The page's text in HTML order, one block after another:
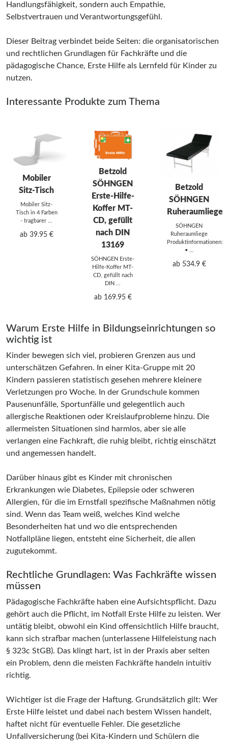
Handlungsfähigkeit, sondern auch Empathie,
Selbstvertrauen und Verantwortungsgefühl.
Dieser Beitrag verbindet beide Seiten: die organisatorischen
und rechtlichen Grundlagen für Fachkräfte und die
pädagogische Chance, Erste Hilfe als Lernfeld für Kinder zu
nutzen.
Interessante Produkte zum Thema
Mobiler
Sitz-Tisch
Mobiler Sitz-
Tisch in 4 Farben
- tragbarer ...
ab 39.95 €
Betzold
SÖHNGEN
Erste-Hilfe-
Koffer MT-
CD, gefüllt
nach DIN
13169
SÖHNGEN Erste-
Hilfe-Koffer MT-
CD, gefüllt nach
DIN ...
ab 169.95 €
Betzold
SÖHNGEN
Ruheraumliege
SÖHNGEN
Ruheraumliege
Produktinformationen:
• ...
ab 534.9 €
Warum Erste Hilfe in Bildungseinrichtungen so
wichtig ist
Kinder bewegen sich viel, probieren Grenzen aus und
unterschätzen Gefahren. In einer Kita-Gruppe mit 20
Kindern passieren statistisch gesehen mehrere kleinere
Verletzungen pro Woche. In der Grundschule kommen
Pausenunfälle, Sportunfälle und gelegentlich auch
allergische Reaktionen oder Kreislaufprobleme hinzu. Die
allermeisten Situationen sind harmlos, aber sie alle
verlangen eine Fachkraft, die ruhig bleibt, richtig einschätzt
und angemessen handelt.
Darüber hinaus gibt es Kinder mit chronischen
Erkrankungen wie Diabetes, Epilepsie oder schweren
Allergien, für die im Ernstfall spezifische Maßnahmen nötig
sind. Wenn das Team weiß, welches Kind welche
Besonderheiten hat und wo die entsprechenden
Notfallpläne liegen, entsteht eine Sicherheit, die allen
zugutekommt.
Rechtliche Grundlagen: Was Fachkräfte wissen
müssen
Pädagogische Fachkräfte haben eine Aufsichtspflicht. Dazu
gehört auch die Pflicht, im Notfall Erste Hilfe zu leisten. Wer
untätig bleibt, obwohl ein Kind offensichtlich Hilfe braucht,
kann sich strafbar machen (unterlassene Hilfeleistung nach
§ 323c StGB). Das klingt hart, ist in der Praxis aber selten
ein Problem, denn die meisten Fachkräfte handeln intuitiv
richtig.
Wichtiger ist die Frage der Haftung. Grundsätzlich gilt: Wer
Erste Hilfe leistet und dabei nach bestem Wissen handelt,
haftet nicht für eventuelle Fehler. Die gesetzliche
Unfallversicherung (bei Kita-Kindern und Schülern die